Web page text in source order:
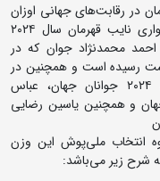
در رقابت‌های جهانی اوزان
غیرالمپیکی سال ۲۰۲۴ در آلبانی و ابراهیم خواری نایب قهرمان سال ۲۰۲۴
احمد محمدنژاد جوان که در
رسیده است و همچنین در
وزن ۶۵ کیلوگرم علی خرمدل قهرمان سال ۲۰۲۴ جوانان جهان، عباس
سوم سال ۲۰۲۴ زیر ۲۳ سال جهان و همچنین یاسین رضایی
انتخاب ملی‌پوش این وزن